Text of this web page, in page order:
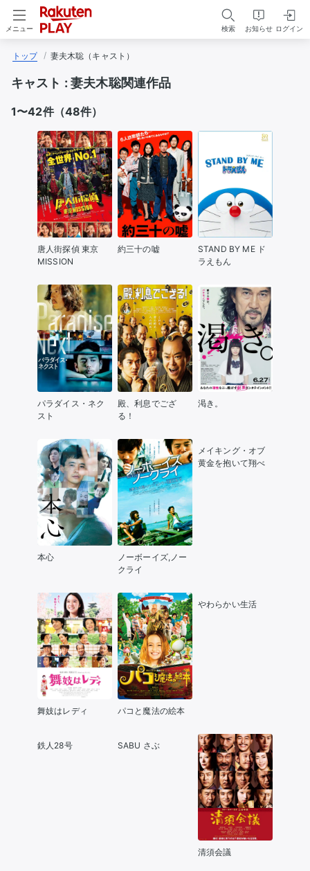
メニュー 検索 お知らせ ログイン
トップ 妻夫木聡（キャスト）
キャスト :妻夫木聡関連作品
1〜42件（48件）
唐人街探偵 東京
MISSION
約三十の嘘
STAND BY ME ド
ラえもん
パラダイス・ネク
スト
殿、利息でござ
る！
渇き。
本心
ノーボーイズ,ノー
クライ
メイキング・オブ
黄金を抱いて翔べ
舞妓はレディ パコと魔法の絵本
やわらかい生活
鉄人28号 SABU さぶ
清須会議